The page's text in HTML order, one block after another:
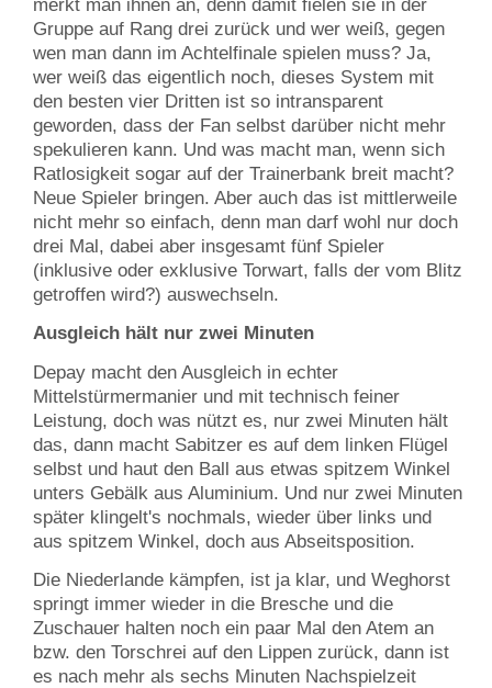
merkt man ihnen an, denn damit fielen sie in der
Gruppe auf Rang drei zurück und wer weiß, gegen
wen man dann im Achtelfinale spielen muss? Ja,
wer weiß das eigentlich noch, dieses System mit
den besten vier Dritten ist so intransparent
geworden, dass der Fan selbst darüber nicht mehr
spekulieren kann. Und was macht man, wenn sich
Ratlosigkeit sogar auf der Trainerbank breit macht?
Neue Spieler bringen. Aber auch das ist mittlerweile
nicht mehr so einfach, denn man darf wohl nur doch
drei Mal, dabei aber insgesamt fünf Spieler
(inklusive oder exklusive Torwart, falls der vom Blitz
getroffen wird?) auswechseln.
Ausgleich hält nur zwei Minuten
Depay macht den Ausgleich in echter
Mittelstürmermanier und mit technisch feiner
Leistung, doch was nützt es, nur zwei Minuten hält
das, dann macht Sabitzer es auf dem linken Flügel
selbst und haut den Ball aus etwas spitzem Winkel
unters Gebälk aus Aluminium. Und nur zwei Minuten
später klingelt's nochmals, wieder über links und
aus spitzem Winkel, doch aus Abseitsposition.
Die Niederlande kämpfen, ist ja klar, und Weghorst
springt immer wieder in die Bresche und die
Zuschauer halten noch ein paar Mal den Atem an
bzw. den Torschrei auf den Lippen zurück, dann ist
es nach mehr als sechs Minuten Nachspielzeit